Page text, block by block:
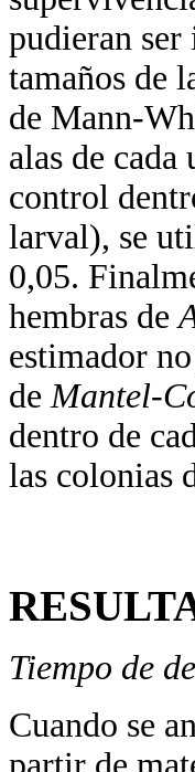
pudieran
tamaños de
de Mann-
alas de
control
larval), se
0,05.
hembras de
estimador
de Mantel-
dentro de
las colonias
Tiempo de
Cuando se